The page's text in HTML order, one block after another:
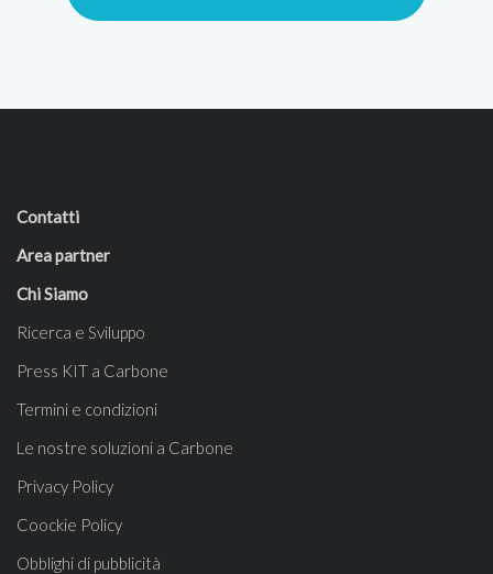
Contatti
Area partner
Chi Siamo
Ricerca e Sviluppo
Press KIT a Carbone
Termini e condizioni
Le nostre soluzioni a Carbone
Privacy Policy
Coockie Policy
Obblighi di pubblicità